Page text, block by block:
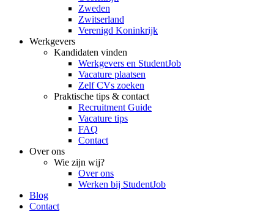
Zweden
Zwitserland
Verenigd Koninkrijk
Werkgevers
Kandidaten vinden
Werkgevers en StudentJob
Vacature plaatsen
Zelf CVs zoeken
Praktische tips & contact
Recruitment Guide
Vacature tips
FAQ
Contact
Over ons
Wie zijn wij?
Over ons
Werken bij StudentJob
Blog
Contact